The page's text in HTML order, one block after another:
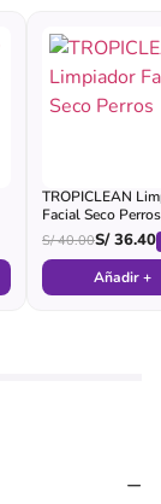
TROPICLEAN
Facial Seco Perros
S/40.00S/36.40
Añadir +
−